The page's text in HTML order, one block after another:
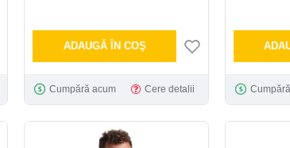
ADAUGĂ ÎN COŞ
Cumpără acum Cere detalii